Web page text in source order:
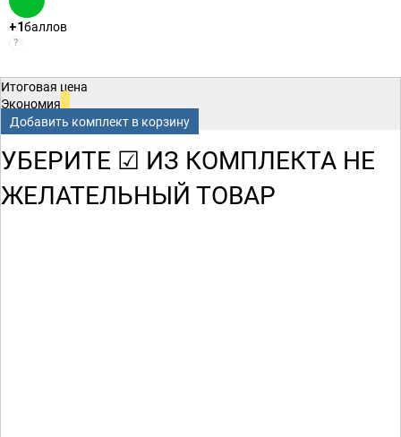
+1баллов
?
Итоговая цена
Экономия
Добавить комплект в корзину
УБЕРИТЕ ☑ ИЗ КОМПЛЕКТА НЕ
ЖЕЛАТЕЛЬНЫЙ ТОВАР